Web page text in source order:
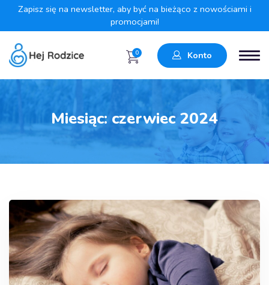
Zapisz się na newsletter, aby być na bieżąco z nowościami i
promocjami!
0 Konto
Miesiąc:czerwiec 2024